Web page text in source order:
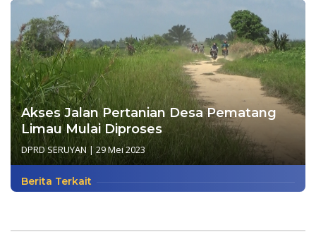
Akses Jalan Pertanian Desa Pematang
Limau Mulai Diproses
DPRD SERUYAN |29 Mei 2023
Berita Terkait